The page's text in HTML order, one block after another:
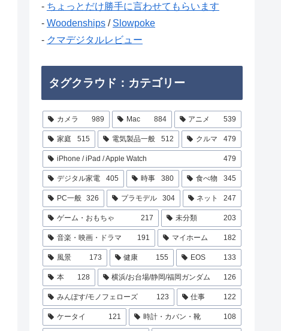
- ちょっとだけ勝手に言わせてもらいます
- Woodenships / Slowpoke
- クマデジタルレビュー
タグクラウド：カテゴリー
カメラ 989 Mac 884 アニメ 539
家庭 515 電気製品一般 512 クルマ 479
iPhone / iPad / Apple Watch 479
デジタル家電 405 時事 380 食べ物 345
PC一般 326 プラモデル 304 ネット 247
ゲーム・おもちゃ 217 未分類 203
音楽・映画・ドラマ 191 マイホーム 182
風景 173 健康 155 EOS 133
本 128 横浜/お台場/静岡/福岡ガンダム 126
みんぽす/モノフェローズ 123 仕事 122
ケータイ 121 時計・カバン・靴 108